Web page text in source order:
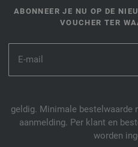
ABONNEER JE NU OP DE
VOUCHER TER
geldig. Minimale bestelwaarde
aanmelding. Per klant en
worden